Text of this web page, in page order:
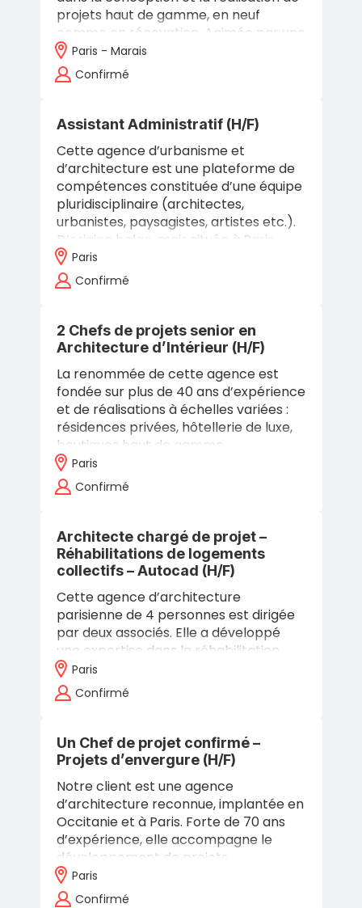
projets haut de gamme, en neuf
comme en rénovation. Animée par une
recherche constante d’élégance, de…
Paris - Marais
Confirmé
Assistant Administratif (H/F)
Cette agence d’urbanisme et
d’architecture est une plateforme de
compétences constituée d’une équipe
pluridisciplinaire (architectes,
urbanistes, paysagistes, artistes etc.).
D’origine belge, mais située à Paris,…
Paris
Confirmé
2 Chefs de projets senior en
Architecture d’Intérieur (H/F)
La renommée de cette agence est
fondée sur plus de 40 ans d’expérience
et de réalisations à échelles variées :
résidences privées, hôtellerie de luxe,
boutiques haut de gamme,
scénographies… Elle a su s’imposer en
France…
Paris
Confirmé
Architecte chargé de projet –
Réhabilitations de logements
collectifs – Autocad (H/F)
Cette agence d’architecture
parisienne de 4 personnes est dirigée
par deux associés. Elle a développé
une expertise dans la réhabilitation
d’immeubles de logements collectifs
en milieu occupé, pour des bailleurs
sociaux,…
Paris
Confirmé
Un Chef de projet confirmé –
Projets d’envergure (H/F)
Notre client est une agence
d’architecture reconnue, implantée en
Occitanie et à Paris. Forte de 70 ans
d’expérience, elle accompagne le
développement de projets
d’envergure en France et à
l’international dans des…
Paris
Confirmé